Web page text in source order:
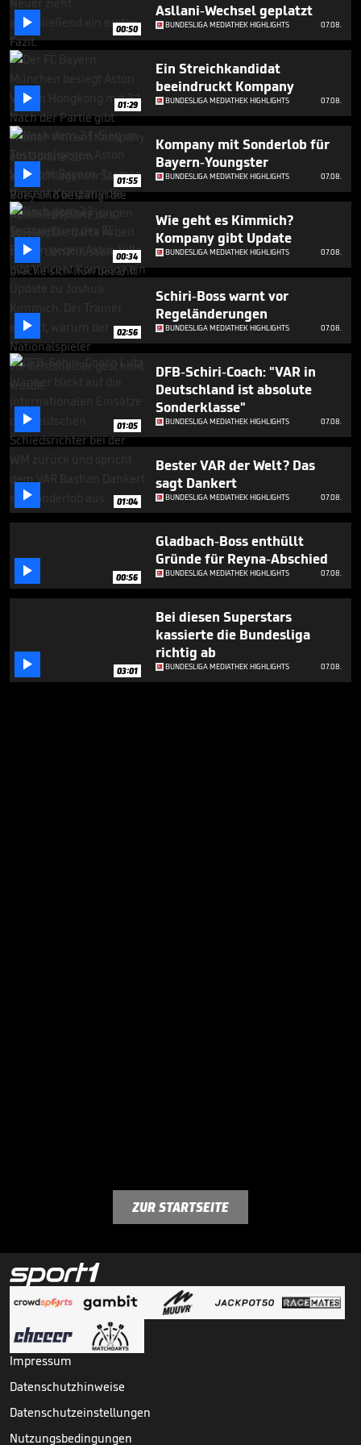
seconds
 00:50
Asllani-Wechsel geplatzt
BUNDESLIGA MEDIATHEK HIGHLIGHTS 07.08.
 01:29
Ein Streichkandidat
beeindruckt Kompany
BUNDESLIGA MEDIATHEK HIGHLIGHTS 07.08.
 01:55
Kompany mit Sonderlob für
Bayern-Youngster
BUNDESLIGA MEDIATHEK HIGHLIGHTS 07.08.
 00:34
Wie geht es Kimmich?
Kompany gibt Update
BUNDESLIGA MEDIATHEK HIGHLIGHTS 07.08.
 02:56
Schiri-Boss warnt vor
Regeländerungen
BUNDESLIGA MEDIATHEK HIGHLIGHTS 07.08.
 01:05
DFB-Schiri-Coach: "VAR in
Deutschland ist absolute
Sonderklasse"
BUNDESLIGA MEDIATHEK HIGHLIGHTS 07.08.
 01:04
Bester VAR der Welt? Das
sagt Dankert
BUNDESLIGA MEDIATHEK HIGHLIGHTS 07.08.
 00:56
Gladbach-Boss enthüllt
Gründe für Reyna-Abschied
BUNDESLIGA MEDIATHEK HIGHLIGHTS 07.08.
 03:01
Bei diesen Superstars
kassierte die Bundesliga
richtig ab
BUNDESLIGA MEDIATHEK HIGHLIGHTS 07.08.
ZUR STARTSEITE
Impressum
Datenschutzhinweise
Datenschutzeinstellungen
Nutzungsbedingungen